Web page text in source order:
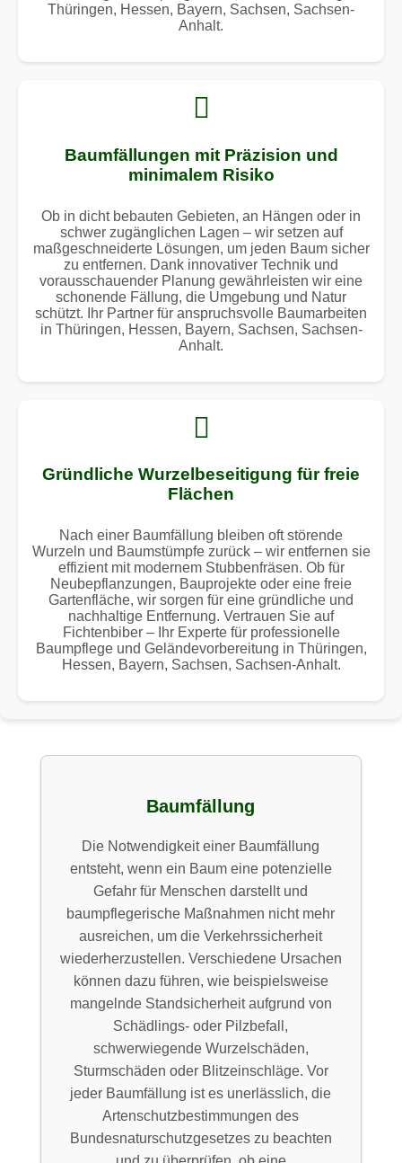
Thüringen, Hessen, Bayern, Sachsen, Sachsen-
Anhalt.
Baumfällungen mit Präzision und
minimalem Risiko
Ob in dicht bebauten Gebieten, an Hängen oder in
schwer zugänglichen Lagen – wir setzen auf
maßgeschneiderte Lösungen, um jeden Baum sicher
zu entfernen. Dank innovativer Technik und
vorausschauender Planung gewährleisten wir eine
schonende Fällung, die Umgebung und Natur
schützt. Ihr Partner für anspruchsvolle Baumarbeiten
in Thüringen, Hessen, Bayern, Sachsen, Sachsen-
Anhalt.
Gründliche Wurzelbeseitigung für freie
Flächen
Nach einer Baumfällung bleiben oft störende
Wurzeln und Baumstümpfe zurück – wir entfernen sie
effizient mit modernem Stubbenfräsen. Ob für
Neubepflanzungen, Bauprojekte oder eine freie
Gartenfläche, wir sorgen für eine gründliche und
nachhaltige Entfernung. Vertrauen Sie auf
Fichtenbiber – Ihr Experte für professionelle
Baumpflege und Geländevorbereitung in Thüringen,
Hessen, Bayern, Sachsen, Sachsen-Anhalt.
Baumfällung
Die Notwendigkeit einer Baumfällung
entsteht, wenn ein Baum eine potenzielle
Gefahr für Menschen darstellt und
baumpflegerische Maßnahmen nicht mehr
ausreichen, um die Verkehrssicherheit
wiederherzustellen. Verschiedene Ursachen
können dazu führen, wie beispielsweise
mangelnde Standsicherheit aufgrund von
Schädlings- oder Pilzbefall,
schwerwiegende Wurzelschäden,
Sturmschäden oder Blitzeinschläge. Vor
jeder Baumfällung ist es unerlässlich, die
Artenschutzbestimmungen des
Bundesnaturschutzgesetzes zu beachten